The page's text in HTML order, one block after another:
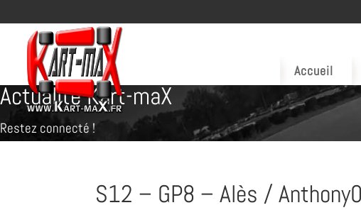
Accueil
Actualité Kart-maX
Restez connecté !
S12 – GP8 – Alès /